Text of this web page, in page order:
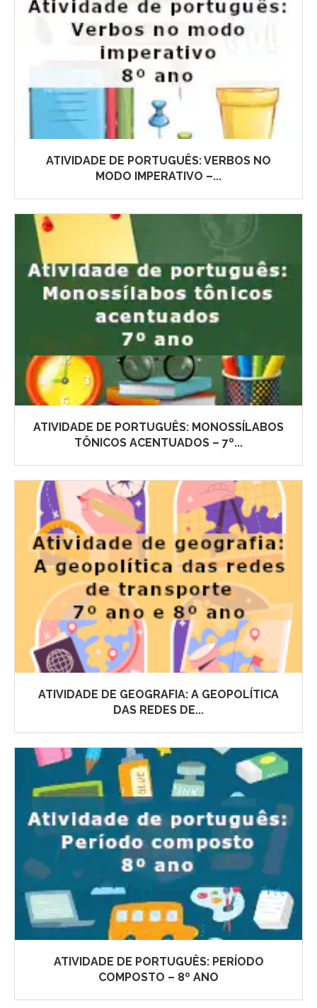
ATIVIDADE DE PORTUGUÊS: VERBOS NO
MODO IMPERATIVO –...
ATIVIDADE DE PORTUGUÊS: MONOSSÍLABOS
TÔNICOS ACENTUADOS – 7º...
ATIVIDADE DE GEOGRAFIA: A GEOPOLÍTICA
DAS REDES DE...
ATIVIDADE DE PORTUGUÊS: PERÍODO
COMPOSTO – 8º ANO